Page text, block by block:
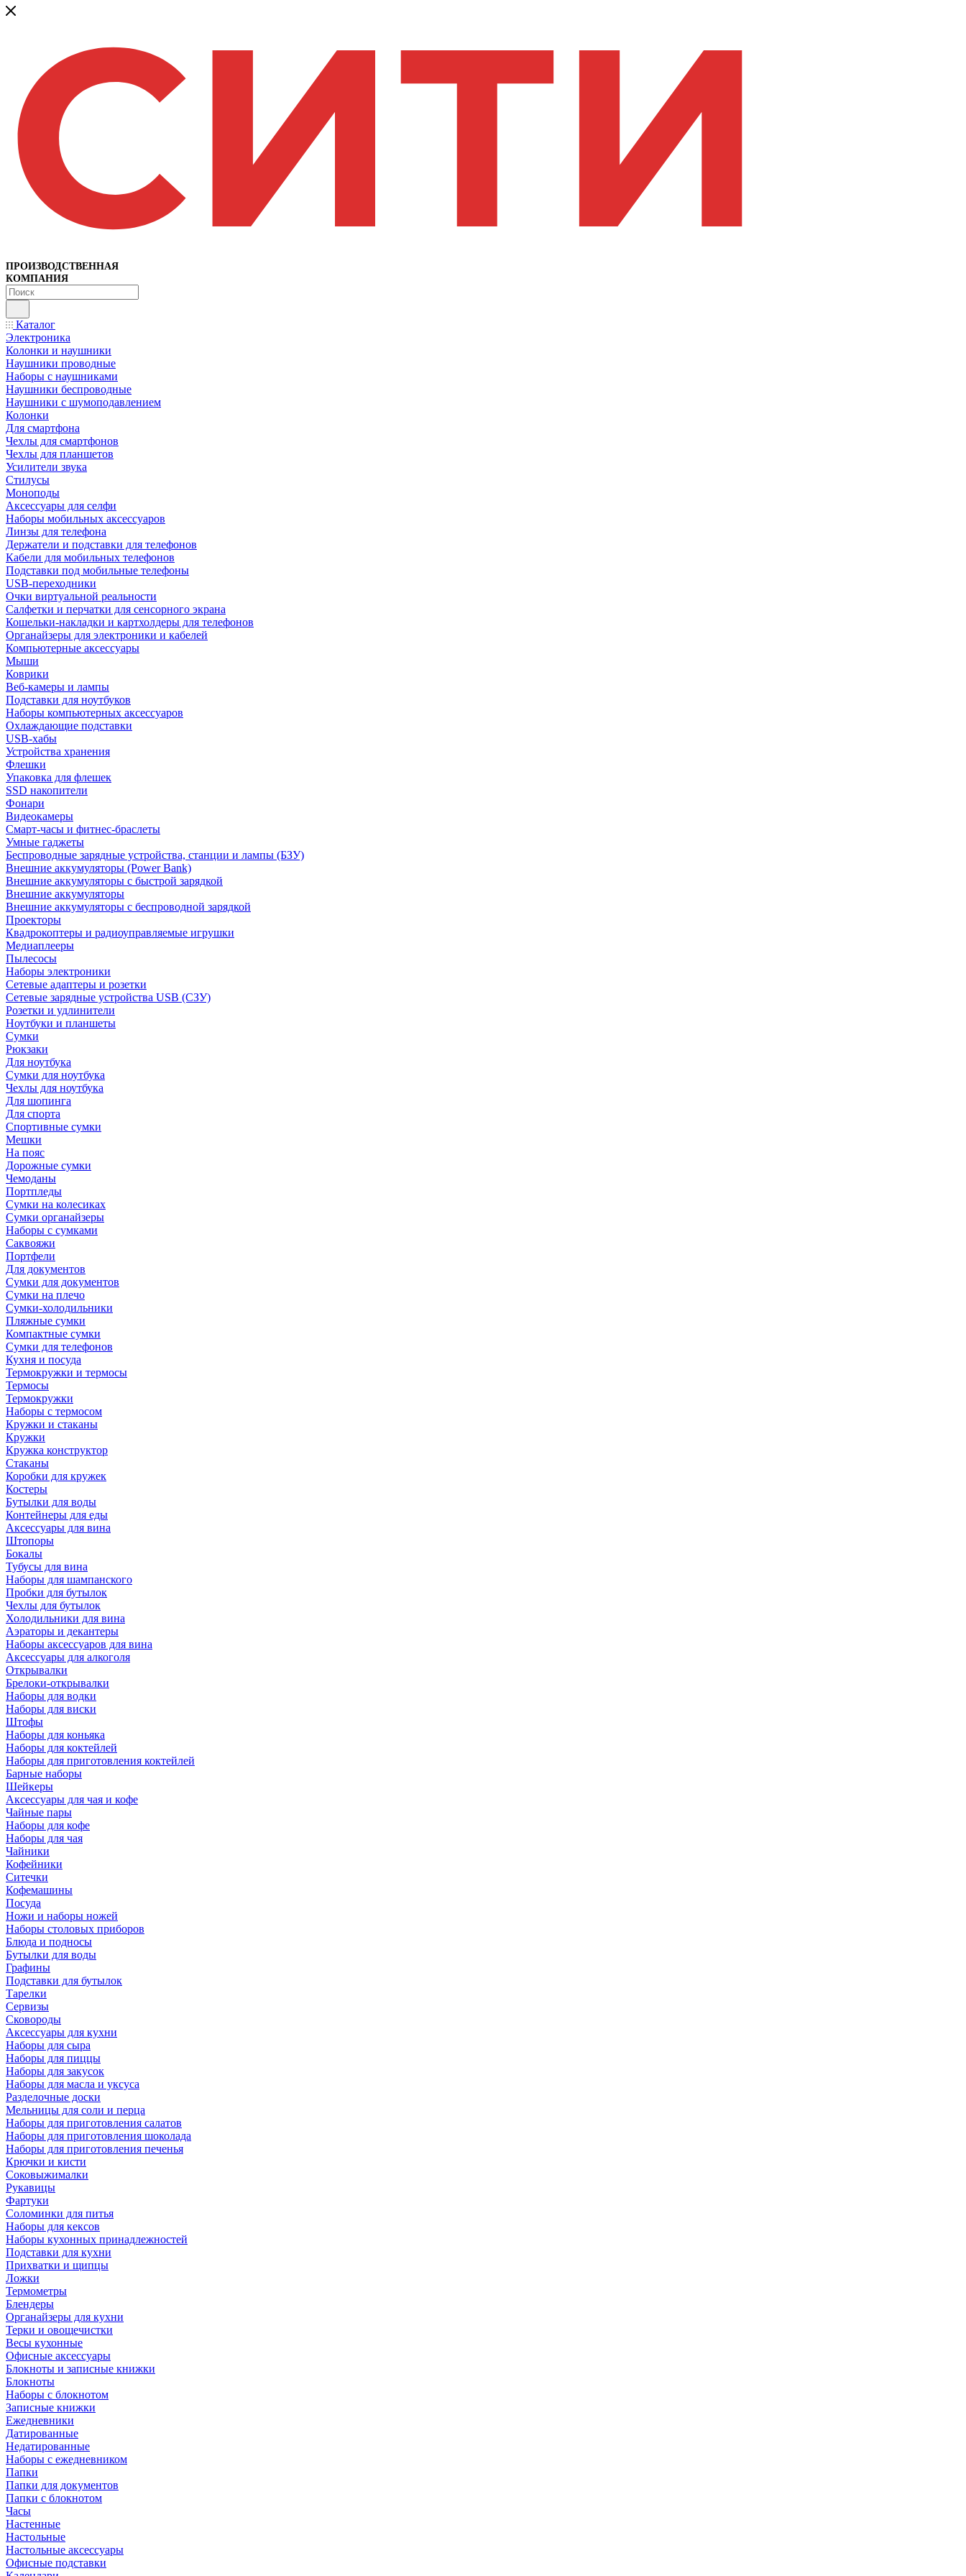
ПРОИЗВОДСТВЕННАЯ
КОМПАНИЯ
Каталог
Электроника
Колонки и наушники
Наушники проводные
Наборы с наушниками
Наушники беспроводные
Наушники с шумоподавлением
Колонки
Для смартфона
Чехлы для смартфонов
Чехлы для планшетов
Усилители звука
Стилусы
Моноподы
Аксессуары для селфи
Наборы мобильных аксессуаров
Линзы для телефона
Держатели и подставки для телефонов
Кабели для мобильных телефонов
Подставки под мобильные телефоны
USB-переходники
Очки виртуальной реальности
Салфетки и перчатки для сенсорного экрана
Кошельки-накладки и картхолдеры для телефонов
Органайзеры для электроники и кабелей
Компьютерные аксессуары
Мыши
Коврики
Веб-камеры и лампы
Подставки для ноутбуков
Наборы компьютерных аксессуаров
Охлаждающие подставки
USB-хабы
Устройства хранения
Флешки
Упаковка для флешек
SSD накопители
Фонари
Видеокамеры
Смарт-часы и фитнес-браслеты
Умные гаджеты
Беспроводные зарядные устройства, станции и лампы (БЗУ)
Внешние аккумуляторы (Power Bank)
Внешние аккумуляторы с быстрой зарядкой
Внешние аккумуляторы
Внешние аккумуляторы с беспроводной зарядкой
Проекторы
Квадрокоптеры и радиоуправляемые игрушки
Медиаплееры
Пылесосы
Наборы электроники
Сетевые адаптеры и розетки
Сетевые зарядные устройства USB (СЗУ)
Розетки и удлинители
Ноутбуки и планшеты
Сумки
Рюкзаки
Для ноутбука
Сумки для ноутбука
Чехлы для ноутбука
Для шопинга
Для спорта
Спортивные сумки
Мешки
На пояс
Дорожные сумки
Чемоданы
Портпледы
Сумки на колесиках
Сумки органайзеры
Наборы с сумками
Саквояжи
Портфели
Для документов
Сумки для документов
Сумки на плечо
Сумки-холодильники
Пляжные сумки
Компактные сумки
Сумки для телефонов
Кухня и посуда
Термокружки и термосы
Термосы
Термокружки
Наборы с термосом
Кружки и стаканы
Кружки
Кружка конструктор
Стаканы
Коробки для кружек
Костеры
Бутылки для воды
Контейнеры для еды
Аксессуары для вина
Штопоры
Бокалы
Тубусы для вина
Наборы для шампанского
Пробки для бутылок
Чехлы для бутылок
Холодильники для вина
Аэраторы и декантеры
Наборы аксессуаров для вина
Аксессуары для алкоголя
Открывалки
Брелоки-открывалки
Наборы для водки
Наборы для виски
Штофы
Наборы для коньяка
Наборы для коктейлей
Наборы для приготовления коктейлей
Барные наборы
Шейкеры
Аксессуары для чая и кофе
Чайные пары
Наборы для кофе
Наборы для чая
Чайники
Кофейники
Ситечки
Кофемашины
Посуда
Ножи и наборы ножей
Наборы столовых приборов
Блюда и подносы
Бутылки для воды
Графины
Подставки для бутылок
Тарелки
Сервизы
Сковороды
Аксессуары для кухни
Наборы для сыра
Наборы для пиццы
Наборы для закусок
Наборы для масла и уксуса
Разделочные доски
Мельницы для соли и перца
Наборы для приготовления салатов
Наборы для приготовления шоколада
Наборы для приготовления печенья
Крючки и кисти
Соковыжималки
Рукавицы
Фартуки
Соломинки для питья
Наборы для кексов
Наборы кухонных принадлежностей
Подставки для кухни
Прихватки и щипцы
Ложки
Термометры
Блендеры
Органайзеры для кухни
Терки и овощечистки
Весы кухонные
Офисные аксессуары
Блокноты и записные книжки
Блокноты
Наборы с блокнотом
Записные книжки
Ежедневники
Датированные
Недатированные
Наборы с ежедневником
Папки
Папки для документов
Папки с блокнотом
Часы
Настенные
Настольные
Настольные аксессуары
Офисные подставки